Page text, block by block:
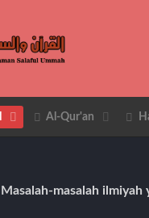
Al-Qur'an
Masalah-masalah